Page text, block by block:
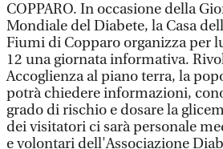
COPPARO. In occasione della
Mondiale del Diabete, la Casa
Fiumi di Copparo organizza per
12 una giornata informativa.
Accoglienza al piano terra, la
potrà chiedere informazioni,
grado di rischio e dosare la
dei visitatori ci sarà personale
e volontari dell'Associazione